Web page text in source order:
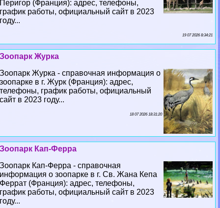
Перигор (Франция): адрес, телефоны,
график работы, официальный сайт в 2023
году...
19 07 2026 8:34:21
Зоопарк Журка
Зоопарк Журка - справочная информация о
зоопарке в г. Журк (Франция): адрес,
телефоны, график работы, официальный
сайт в 2023 году...
18 07 2026 18:31:20
Зоопарк Кап-Ферра
Зоопарк Кап-Ферра - справочная
информация о зоопарке в г. Св. Жана Кепа
Феррат (Франция): адрес, телефоны,
график работы, официальный сайт в 2023
году...